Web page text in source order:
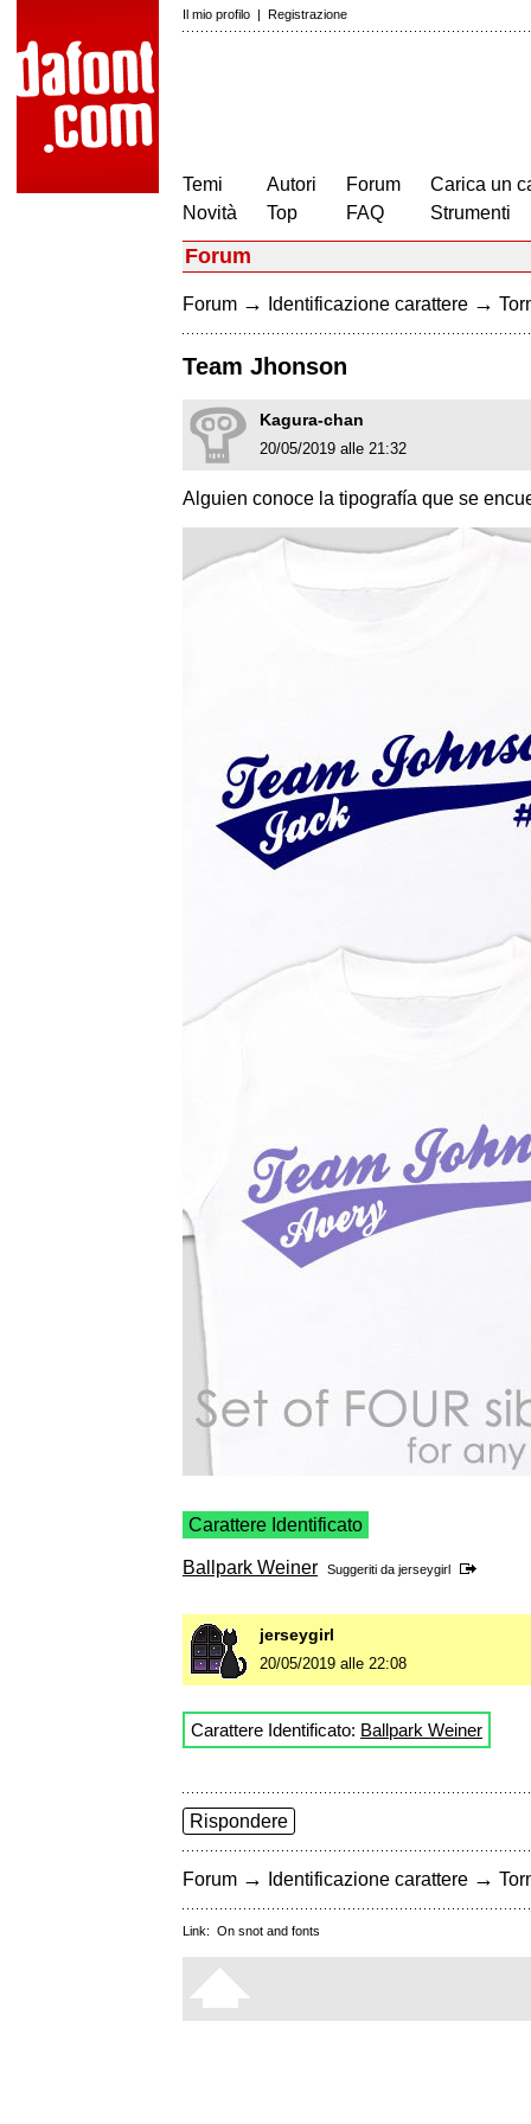
Il mio profilo | Registrazione
Temi
Novità
Autori
Top
Forum
FAQ
Carica un
Strumenti
Forum
Forum → Identificazione carattere →
Team Jhonson
Kagura-chan
20/05/2019 alle 21:32
Alguien conoce la tipografía que se
Carattere Identificato
Ballpark Weiner Suggeriti da jerseygirl
jerseygirl
20/05/2019 alle 22:08
Carattere Identificato: Ballpark Weiner
Rispondere
Forum → Identificazione carattere →
Link: On snot and fonts